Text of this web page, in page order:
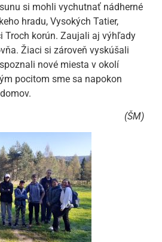
si mohli vychutnať nádherné
hradu, Vysokých Tatier,
Troch korún. Zaujali aj výhľady
Žiaci si zároveň vyskúšali
nové miesta v okolí
pocitom sme sa napokon
(ŠM)